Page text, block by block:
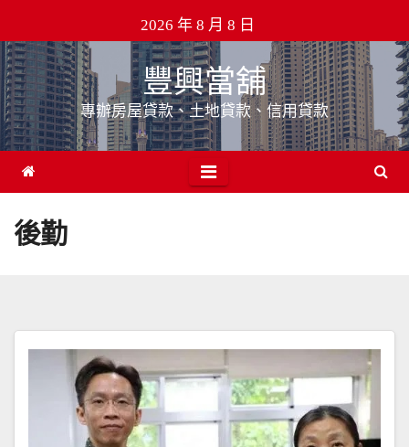
to
content
2026 年 8 月 8 日
豐興當舖
專辦房屋貸款、土地貸款、信用貸款
後勤